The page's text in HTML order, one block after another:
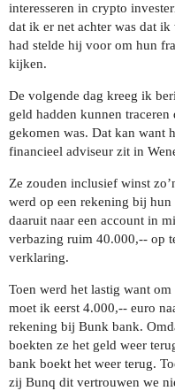
interesseren in crypto
dat ik er net achter was dat ik
had stelde hij voor om hun
kijken.
De volgende dag kreeg ik
geld hadden kunnen
gekomen was. Dat kan want
financieel adviseur zit in
Ze zouden inclusief winst
werd op een rekening bij
daaruit naar een account in
verbazing ruim 40.000,-- op
verklaring.
Toen werd het lastig want
moet ik eerst 4.000,-- euro
rekening bij Bunk bank.
boekten ze het geld weer
bank boekt het weer terug.
zij Bunq dit vertrouwen we